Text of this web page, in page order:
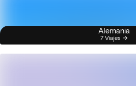
Alemania
7 Viajes